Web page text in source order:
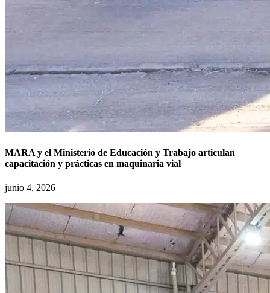
MARA y el Ministerio de Educación y Trabajo articulan
capacitación y prácticas en maquinaria vial
junio 4, 2026